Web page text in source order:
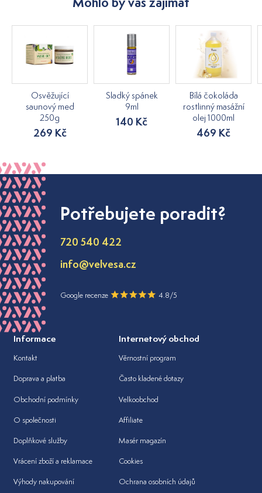
Osvěžující
saunový med
250g
269 Kč
Sladký spánek
9ml
140 Kč
Bílá čokoláda
rostlinný masážní
olej 1000ml
469 Kč
Potřebujete poradit?
720 540 422
info@velvesa.cz
Google recenze 4.8/5
Informace
Kontakt
Doprava a platba
Obchodní podmínky
O společnosti
Doplňkové služby
Vrácení zboží a reklamace
Výhody nakupování
Internetový obchod
Věrnostní program
Často kladené dotazy
Velkoobchod
Affiliate
Masér magazín
Cookies
Ochrana osobních údajů